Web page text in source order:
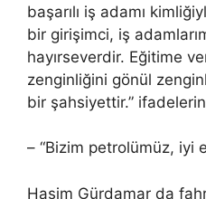
başarılı iş adamı
bir girişimci, iş
hayırseverdir. Eğitime
zenginliğini gönül
bir şahsiyettir.”
– “Bizim petrolümüz, iyi
Haşim Gürdamar da